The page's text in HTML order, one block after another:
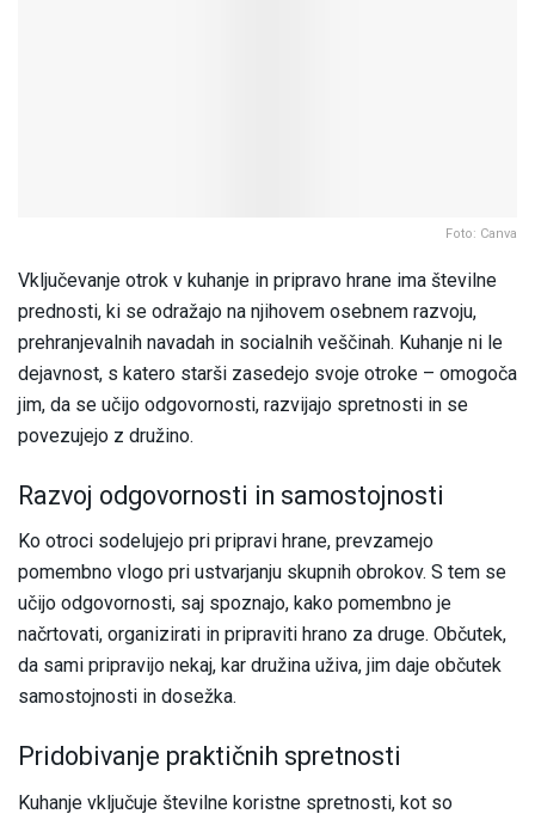
Foto: Canva
Vključevanje otrok v kuhanje in pripravo hrane ima številne
prednosti, ki se odražajo na njihovem osebnem razvoju,
prehranjevalnih navadah in socialnih veščinah. Kuhanje ni le
dejavnost, s katero starši zasedejo svoje otroke – omogoča
jim, da se učijo odgovornosti, razvijajo spretnosti in se
povezujejo z družino.
Razvoj odgovornosti in samostojnosti
Ko otroci sodelujejo pri pripravi hrane, prevzamejo
pomembno vlogo pri ustvarjanju skupnih obrokov. S tem se
učijo odgovornosti, saj spoznajo, kako pomembno je
načrtovati, organizirati in pripraviti hrano za druge. Občutek,
da sami pripravijo nekaj, kar družina uživa, jim daje občutek
samostojnosti in dosežka.
Pridobivanje praktičnih spretnosti
Kuhanje vključuje številne koristne spretnosti, kot so